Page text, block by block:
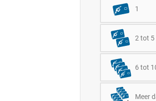
1
2 tot 5
6 tot
Meer